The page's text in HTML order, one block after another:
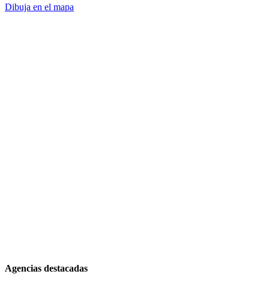
Dibuja en el mapa
Agencias destacadas